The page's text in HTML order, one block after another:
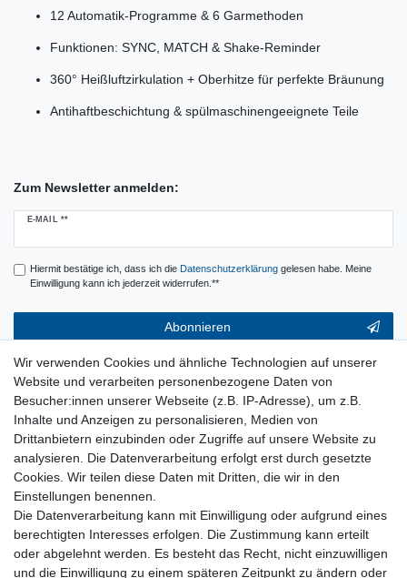
12 Automatik-Programme & 6 Garmethoden
Funktionen: SYNC, MATCH & Shake-Reminder
360° Heißluftzirkulation + Oberhitze für perfekte Bräunung
Antihaftbeschichtung & spülmaschinengeeignete Teile
Zum Newsletter anmelden:
E-MAIL **
Newsletter
Hiermit bestätige ich, dass ich die Daten­schutz­erklärunggelesen habe. Meine
Einwilligung kann ich jederzeit widerrufen.**
Abonnieren
** Hierbei handelt es sich um ein Pflichtfeld.
Service & Hilfe
Kontakt
Warenkorb
Zur Kasse
Nützliches
Newsletter abmelden
Widerrufsformular
Vertrag Widerrufen
Wir verwenden Cookies und ähnliche Technologien auf unserer
Website und verarbeiten personenbezogene Daten von
Besucher:innen unserer Webseite (z.B. IP-Adresse), um z.B.
Inhalte und Anzeigen zu personalisieren, Medien von
Drittanbietern einzubinden oder Zugriffe auf unsere Website zu
analysieren. Die Datenverarbeitung erfolgt erst durch gesetzte
Cookies. Wir teilen diese Daten mit Dritten, die wir in den
Einstellungen benennen.
Die Datenverarbeitung kann mit Einwilligung oder aufgrund eines
berechtigten Interesses erfolgen. Die Zustimmung kann erteilt
oder abgelehnt werden. Es besteht das Recht, nicht einzuwilligen
und die Einwilligung zu einem späteren Zeitpunkt zu ändern oder